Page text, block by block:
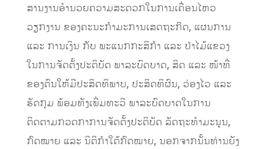
ສານງານອໍານວຍຄວາມສະດວກໃນການເຄື່ອນໄຫວ
ວຽກງານ ຂອງຄະນະກໍາມະການເສດຖະກິດ, ແຜນການ
ແລະ ການເງິນ ກັບ ພະແນກກະສິກໍາ ແລະ ປ່າໄມ້ແຂວງ
ໃນການຈັດຕັ້ງປະຕິບັດ ພາລະບົດບາດ, ສິດ ແລະ ໜ້າທີ່
ຂອງຕົນໃຫ້ມີປະສິດທິພາບ, ປະສິດທິຜົນ, ວ່ອງໄວ ແລະ
ຮັດກຸມ ພ້ອມທັງເພີ່ມທະວີ ພາລະບົດບາດໃນການ
ຕິດຕາມກວດກາການຈັດຕັ້ງປະຕິບັດ ລັດຖະທໍາມະນູນ,
ກົດໝາຍ ແລະ ນິຕິກໍາໃຕ້ກົດໝາຍ, ນອກຈາກນັ້ນທ່ານຍັງ